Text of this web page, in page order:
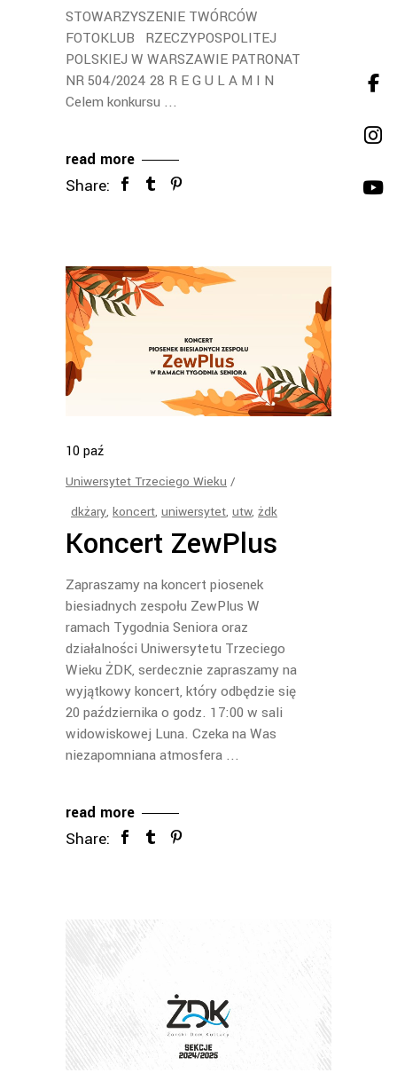
STOWARZYSZENIE TWÓRCÓW
FOTOKLUB RZECZYPOSPOLITEJ
POLSKIEJ W WARSZAWIE PATRONAT
NR 504/2024 28 R E G U L A M I N
Celem konkursu
read more
Share:
10paź
Uniwersytet Trzeciego Wieku
dkżary, koncert, uniwersytet, utw, żdk
Koncert ZewPlus
Zapraszamy na koncert piosenek
biesiadnych zespołu ZewPlus W
ramach Tygodnia Seniora oraz
działalności Uniwersytetu Trzeciego
Wieku ŻDK, serdecznie zapraszamy na
wyjątkowy koncert, który odbędzie się
20 października o godz. 17:00 w sali
widowiskowej Luna. Czeka na Was
niezapomniana atmosfera
read more
Share: